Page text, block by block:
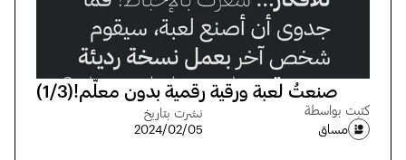
صنعتُ لعبة ورقية رقمية بدون معلّم!(1/3)
كتبت بواسطة
مساق
نشرت بتاريخ
05‏/02‏/2024